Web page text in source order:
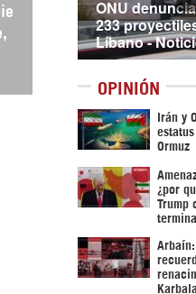
ONU
233
Líbano -
OPINIÓN
Irán y
Ormuz
¿por
Trump
Karbala